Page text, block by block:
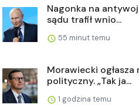
Nagonka na
sądu trafił wnio...
55 minut temu
Morawiecki
polityczny. „Tak ja...
1 godzina temu